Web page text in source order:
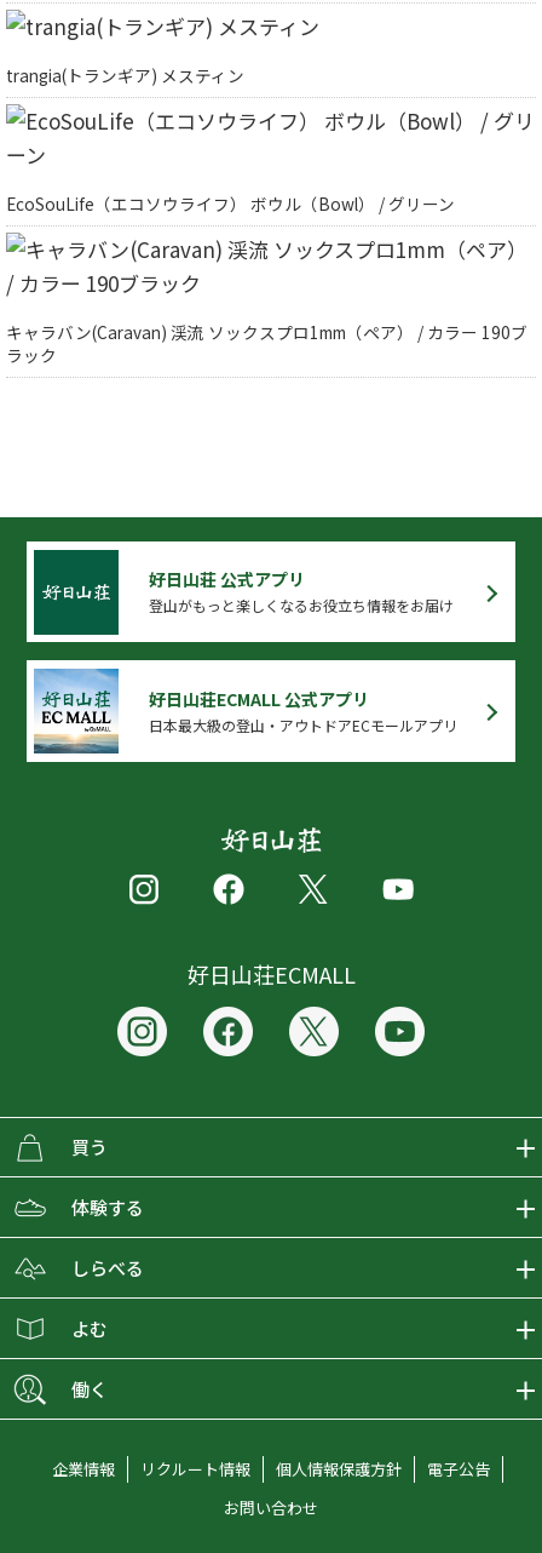
trangia(トランギア) メスティン
EcoSouLife（エコソウライフ） ボウル（Bowl） / グリーン
キャラバン(Caravan) 渓流 ソックスプロ1mm（ペア） / カラー 190ブ
ラック
好日山荘 公式アプリ
登山がもっと楽しくなるお役立ち情報をお届け
好日山荘ECMALL 公式アプリ
日本最大級の登山・アウトドアECモールアプリ
好日山荘ECMALL
買う
ECMALLの商品をさがす
取り扱いブランド一覧
ショップブログ
会員募集
体験する
おとな女子登山部
グラビティリサーチ
しらべる
登山レポート
オンラインコンシェルジュ
よむ
好日山荘マガジン
働く
企業情報 リクルート情報 個人情報保護方針
電子公告
お問い合わせ